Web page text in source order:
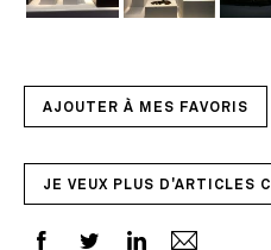
AJOUTER À MES FAVORIS
JE VEUX PLUS D'ARTICLES